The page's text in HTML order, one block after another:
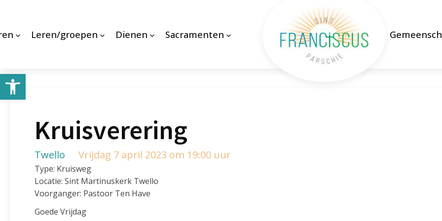
Toolbar openen
Leren/groepen Dienen Sacramenten
Kruisverering
Twello Vrijdag 7 april 2023 om 19:00 uur
Type: Kruisweg
Locatie: Sint Martinuskerk Twello
Voorganger: Pastoor Ten Have
Goede Vrijdag